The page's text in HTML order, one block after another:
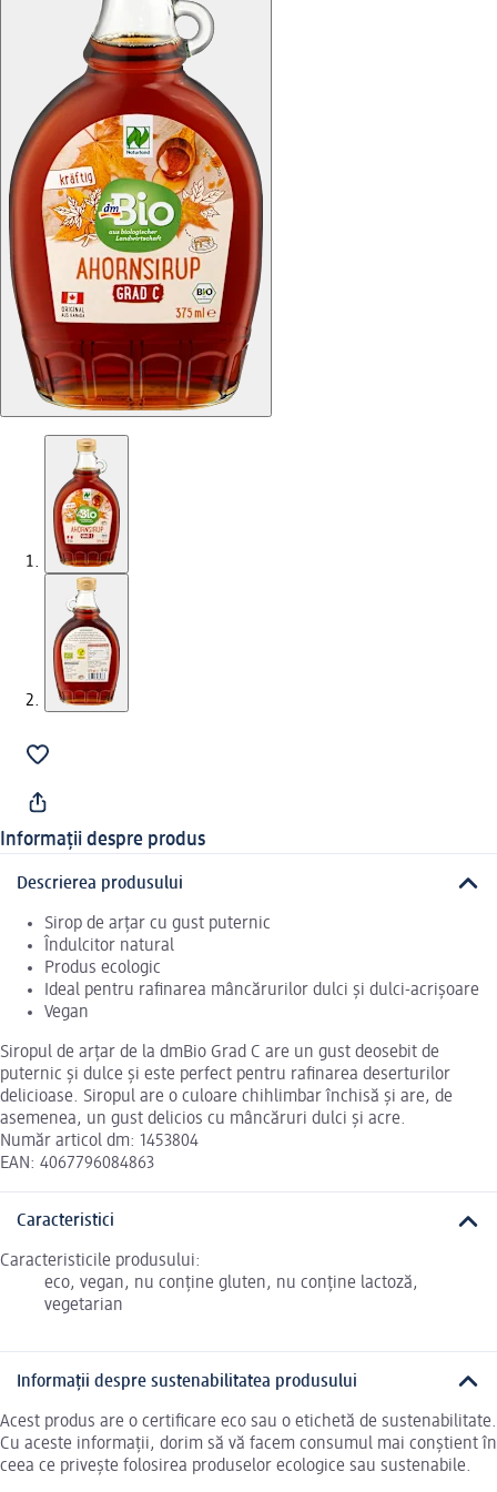
Informații despre produs
Descrierea produsului
Sirop de arțar cu gust puternic
Îndulcitor natural
Produs ecologic
Ideal pentru rafinarea mâncărurilor dulci și dulci-acrișoare
Vegan
Siropul de arțar de la dmBio Grad C are un gust deosebit de
puternic și dulce și este perfect pentru rafinarea deserturilor
delicioase. Siropul are o culoare chihlimbar închisă și are, de
asemenea, un gust delicios cu mâncăruri dulci și acre.
Număr articol dm: 1453804
EAN: 4067796084863
Caracteristici
Caracteristicile produsului:
eco, vegan, nu conține gluten, nu conține lactoză,
vegetarian
Informații despre sustenabilitatea produsului
Acest produs are o certificare eco sau o etichetă de sustenabilitate.
Cu aceste informații, dorim să vă facem consumul mai conștient în
ceea ce privește folosirea produselor ecologice sau sustenabile.